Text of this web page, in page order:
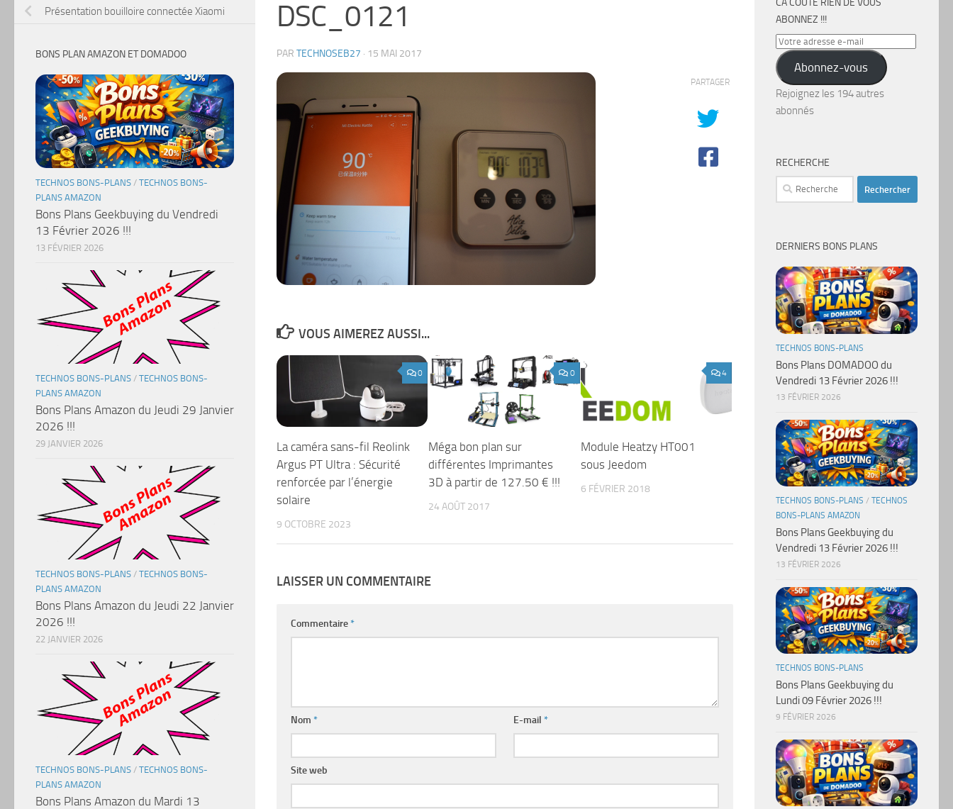
DSC_0121
PAR TECHNOSEB27 · 15 MAI 2017
PARTAGER
VOUS AIMEREZ AUSSI...
0
La caméra sans-fil Reolink
Argus PT Ultra : Sécurité
renforcée par l’énergie
solaire
9 OCTOBRE 2023
0
Méga bon plan sur
différentes Imprimantes
3D à partir de 127.50 € !!!
24 AOÛT 2017
4
Module Heatzy HT001
sous Jeedom
6 FÉVRIER 2018
LAISSER UN COMMENTAIRE
Commentaire*
Nom * E-mail*
Site web
Présentation bouilloire connectée Xiaomi
BONS PLAN AMAZON ET DOMADOO
TECHNOS BONS-PLANS / TECHNOS BONS-
PLANS AMAZON
Bons Plans Geekbuying du Vendredi
13 Février 2026 !!!
13 FÉVRIER 2026
TECHNOS BONS-PLANS / TECHNOS BONS-
PLANS AMAZON
Bons Plans Amazon du Jeudi 29 Janvier
2026 !!!
29 JANVIER 2026
TECHNOS BONS-PLANS / TECHNOS BONS-
PLANS AMAZON
Bons Plans Amazon du Jeudi 22 Janvier
2026 !!!
22 JANVIER 2026
TECHNOS BONS-PLANS / TECHNOS BONS-
PLANS AMAZON
Bons Plans Amazon du Mardi 13
CA COÛTE RIEN DE VOUS
ABONNEZ !!!
Votre
adresse
e-
mail
Abonnez-vous
Rejoignez les 194 autres
abonnés
RECHERCHE
Rechercher :
DERNIERS BONS PLANS
TECHNOS BONS-PLANS
Bons Plans DOMADOO du
Vendredi 13 Février 2026 !!!
13 FÉVRIER 2026
TECHNOS BONS-PLANS / TECHNOS
BONS-PLANS AMAZON
Bons Plans Geekbuying du
Vendredi 13 Février 2026 !!!
13 FÉVRIER 2026
TECHNOS BONS-PLANS
Bons Plans Geekbuying du
Lundi 09 Février 2026 !!!
9 FÉVRIER 2026